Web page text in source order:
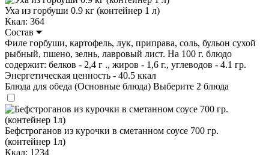
Уха из горбуши 0.9 кг (контейнер 1 л)
Ккал: 364
Состав
Филе горбуши, картофель, лук, приправа, соль, бульон сухой
рыбный, пшено, зелнь, лавровый лист. На 100 г. блюдо
содержит: белков - 2,4 г ., жиров - 1,6 г., углеводов - 4.1 гр.
Энергетическая ценность - 40.5 ккал
Блюда для обеда (Основные блюда) Выберите 2 блюда
Бефстроганов из курочки в сметанном соусе 700 гр.
(контейнер 1л)
Ккал: 1234